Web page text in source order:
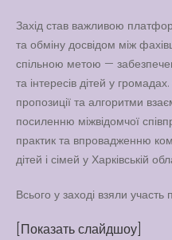
Захід став важливою
та обміну досвідом між
спільною метою —
та інтересів дітей у
пропозиції та алгоритми
посиленню міжвідомчої
практик та впровадженню
дітей і сімей у Харківській
Всього у заході взяли участь
[Показать слайдшоу]